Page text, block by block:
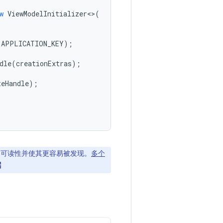
ViewModelInitializer<>(
APPLICATION_KEY);
(creationExtras);
);
读性并使其更容易被发现。 多个